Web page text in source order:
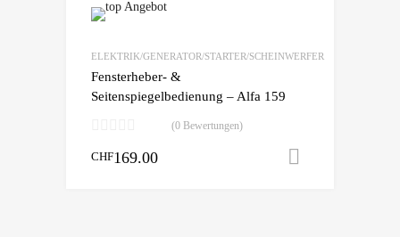
ELEKTRIK/GENERATOR/STARTER/SCHEINWERFER
Fensterheber- &
Seitenspiegelbedienung – Alfa 159
(0 Bewertungen)
CHF169.00